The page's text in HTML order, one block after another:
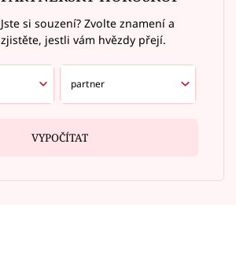
Jste si souzení? Zvolte znamení a
zjistěte, jestli vám hvězdy přejí.
VYPOČÍTAT